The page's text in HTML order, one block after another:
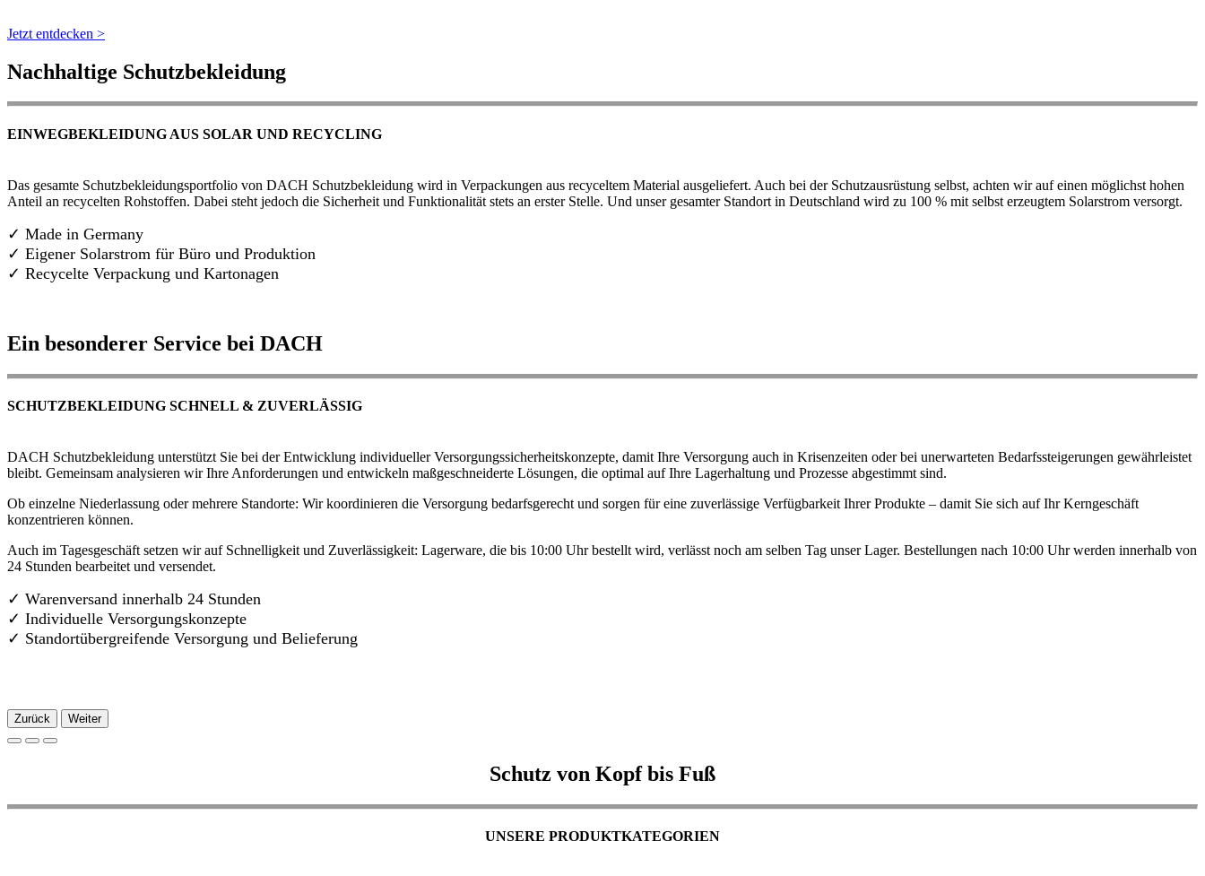
Jetzt entdecken >
Nachhaltige Schutzbekleidung
EINWEGBEKLEIDUNG AUS SOLAR UND RECYCLING
Das gesamte Schutzbekleidungsportfolio von DACH Schutzbekleidung wird in Verpackungen aus recyceltem Material ausgeliefert. Auch bei der Schutzausrüstung selbst, achten wir auf einen möglichst hohen
Anteil an recycelten Rohstoffen. Dabei steht jedoch die Sicherheit und Funktionalität stets an erster Stelle. Und unser gesamter Standort in Deutschland wird zu 100 % mit selbst erzeugtem Solarstrom versorgt.
✓ Made in Germany
✓ Eigener Solarstrom für Büro und Produktion
✓ Recycelte Verpackung und Kartonagen
Ein besonderer Service bei DACH
SCHUTZBEKLEIDUNG SCHNELL & ZUVERLÄSSIG
DACH Schutzbekleidung unterstützt Sie bei der Entwicklung individueller Versorgungssicherheitskonzepte, damit Ihre Versorgung auch in Krisenzeiten oder bei unerwarteten Bedarfssteigerungen gewährleistet
bleibt. Gemeinsam analysieren wir Ihre Anforderungen und entwickeln maßgeschneiderte Lösungen, die optimal auf Ihre Lagerhaltung und Prozesse abgestimmt sind.
Ob einzelne Niederlassung oder mehrere Standorte: Wir koordinieren die Versorgung bedarfsgerecht und sorgen für eine zuverlässige Verfügbarkeit Ihrer Produkte – damit Sie sich auf Ihr Kerngeschäft
konzentrieren können.
Auch im Tagesgeschäft setzen wir auf Schnelligkeit und Zuverlässigkeit: Lagerware, die bis 10:00 Uhr bestellt wird, verlässt noch am selben Tag unser Lager. Bestellungen nach 10:00 Uhr werden innerhalb von
24 Stunden bearbeitet und versendet.
✓ Warenversand innerhalb 24 Stunden
✓ Individuelle Versorgungskonzepte
✓ Standortübergreifende Versorgung und Belieferung
Zurück Weiter
Schutz von Kopf bis Fuß
UNSERE PRODUKTKATEGORIEN